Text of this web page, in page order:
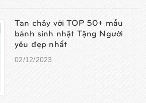
Tan chảy với TOP 50+ mẫu
bánh sinh nhật Tặng Người
yêu đẹp nhất
02/12/2023